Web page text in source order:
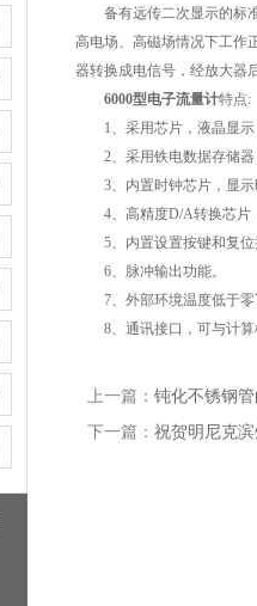
备有远传二次显示的标准
高电场、高磁场情况下工作
器转换成电信号，经放大器
6000型电子流量计特点:
1、采用芯片，液晶显示
2、采用铁电数据存储器
3、内置时钟芯片，显示
4、高精度D/A转换芯片
5、内置设置按键和复位
6、脉冲输出功能。
7、外部环境温度低于零
8、通讯接口，可与计算
上一篇： 钝化不锈钢
下一篇： 祝贺明尼克滨